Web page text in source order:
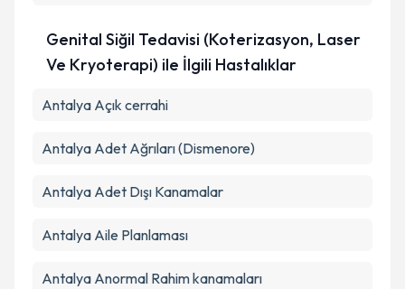
Genital Siğil Tedavisi (Koterizasyon, Laser
Ve Kryoterapi) ile İlgili Hastalıklar
Antalya Açık cerrahi
Antalya Adet Ağrıları (Dismenore)
Antalya Adet Dışı Kanamalar
Antalya Aile Planlaması
Antalya Anormal Rahim kanamaları